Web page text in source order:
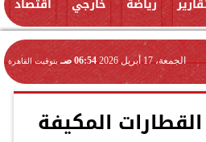
رياضة خارجي اقتصاد
الجمعة، 17 أبريل 2026 06:54 صـ بتوقيت القاهرة
المكيفة